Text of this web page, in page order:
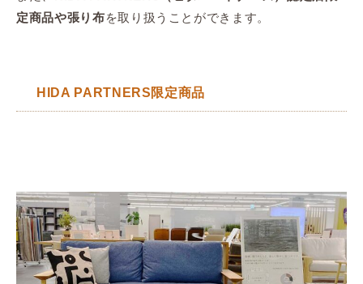
定商品や張り布を取り扱うことができます。
HIDA PARTNERS限定商品